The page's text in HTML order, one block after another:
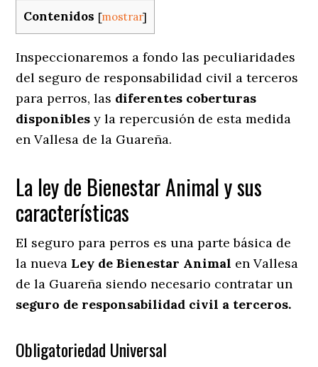
Contenidos [mostrar]
Inspeccionaremos a fondo las peculiaridades
del seguro de responsabilidad civil a terceros
para perros, las diferentes coberturas
disponibles y la repercusión de esta medida
en Vallesa de la Guareña.
La ley de Bienestar Animal y sus
características
El seguro para perros es una parte básica de
la nueva Ley de Bienestar Animal en Vallesa
de la Guareña siendo necesario contratar un
seguro de responsabilidad civil a terceros.
Obligatoriedad Universal